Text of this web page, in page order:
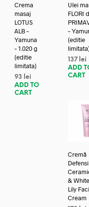
Crema
masaj
LOTUS
ALB –
Yamuna
– 1.020 g
(editie
limitata)
93
lei
ADD TO
CART
Ulei
FLORI
–
(editie
limitata)
137 lei
ADD
CART
Cremă
& White
Lily
Cream